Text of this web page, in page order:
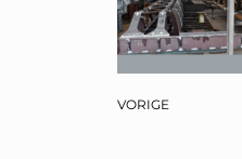
VORIGE